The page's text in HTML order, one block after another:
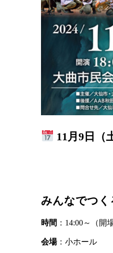
11月9日（
みんなでつく
時間 ：14:00～（開
会場：小ホール